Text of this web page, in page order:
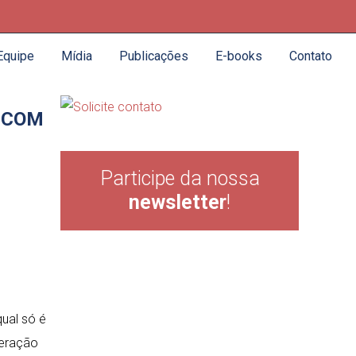
Mídia Publicações E-books Contato
só é
Participe da nossa
newsletter!